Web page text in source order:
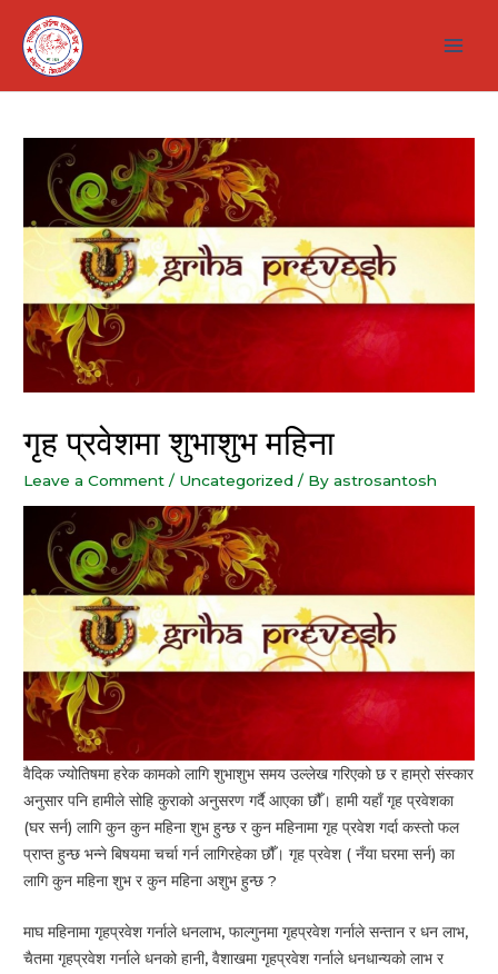
content
गृह प्रवेशमा शुभाशुभ महिना
Leave a Comment / Uncategorized / Byastrosantosh
वैदिक ज्योतिषमा हरेक कामको लागि शुभाशुभ समय उल्लेख गरिएको छ र हाम्रो संस्कार
अनुसार पनि हामीले सोहि कुराको अनुसरण गर्दै आएका छौँ। हामी यहाँ गृह प्रवेशका
(घर सर्न) लागि कुन कुन महिना शुभ हुन्छ र कुन महिनामा गृह प्रवेश गर्दा कस्तो फल
प्राप्त हुन्छ भन्ने बिषयमा चर्चा गर्न लागिरहेका छौँ। गृह प्रवेश ( नँया घरमा सर्न) का
लागि कुन महिना शुभ र कुन महिना अशुभ हुन्छ ?
माघ महिनामा गृहप्रवेश गर्नाले धनलाभ, फाल्गुनमा गृहप्रवेश गर्नाले सन्तान र धन लाभ,
चैतमा गृहप्रवेश गर्नाले धनको हानी, वैशाखमा गृहप्रवेश गर्नाले धनधान्यको लाभ र